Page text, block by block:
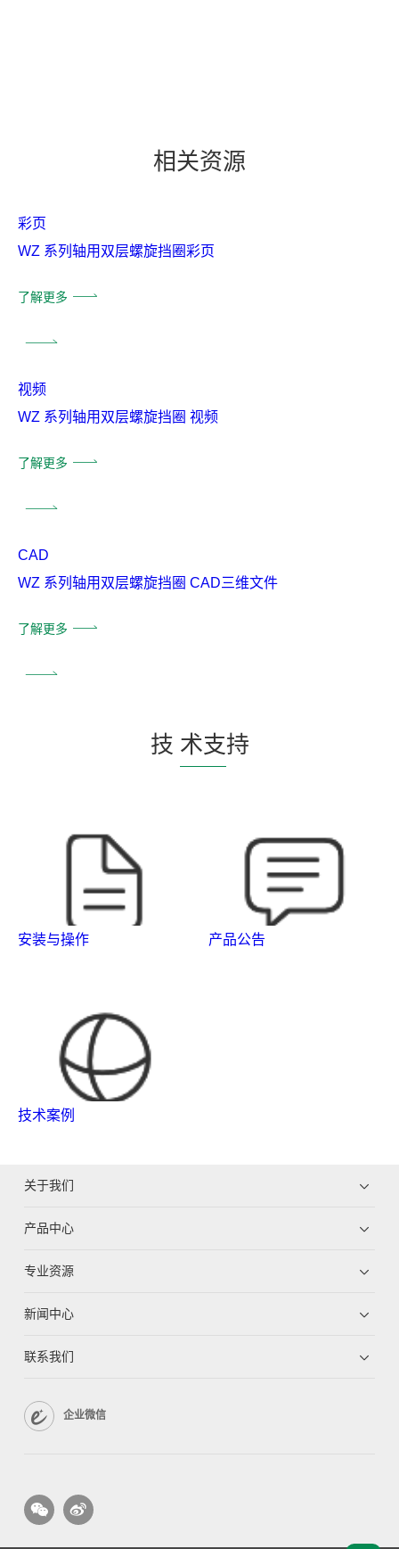
相关资源
彩页
WZ 系列轴用双层螺旋挡圈彩页
了解更多
视频
WZ 系列轴用双层螺旋挡圈 视频
了解更多
CAD
WZ 系列轴用双层螺旋挡圈 CAD三维文件
了解更多
技 术支持
安装与操作 产品公告
技术案例
关于我们
产品中心
专业资源
新闻中心
联系我们
企业微信